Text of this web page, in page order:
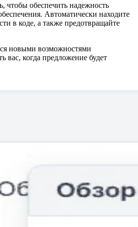
чтобы обеспечить надежность
Автоматически находите
в коде, а также предотвращайте
новыми возможностями
вас, когда предложение будет